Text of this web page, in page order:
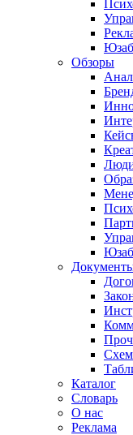
Обзоры
Каталог
Словарь
О нас
Реклама